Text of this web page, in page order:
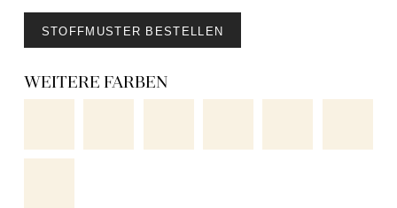
STOFFMUSTER BESTELLEN
WEITERE FARBEN